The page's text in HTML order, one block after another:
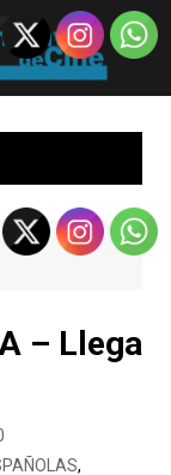
de Cine
encuentro para los
– Llega
,